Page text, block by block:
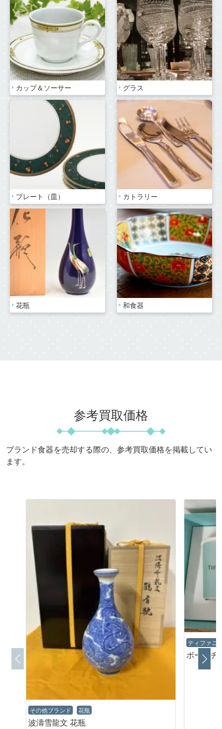
カップ＆ソーサー グラス
プレート（皿） カトラリー
花瓶 和食器
参考買取価格
ブランド食器を売却する際の、参考買取価格を掲載してい
ます。
その他ブランド 花瓶
波濤雪龍文 花瓶
ティファニ
ボーン